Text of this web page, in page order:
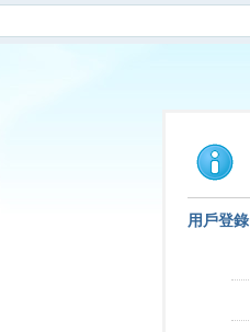
用戶登錄